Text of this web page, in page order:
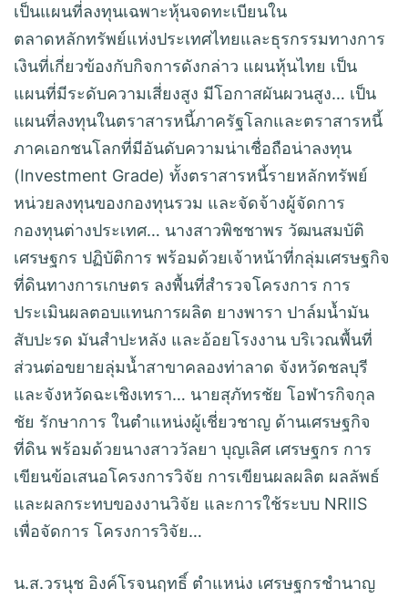
เป็นแผนที่ลงทุนเฉพาะหุ้นจดทะเบียนใน
ตลาดหลักทรัพย์แห่งประเทศไทยและธุรกรรมทางการ
เงินที่เกี่ยวข้องกับกิจการดังกล่าว แผนหุ้นไทย เป็น
แผนที่มีระดับความเสี่ยงสูง มีโอกาสผันผวนสูง… เป็น
แผนที่ลงทุนในตราสารหนี้ภาครัฐโลกและตราสารหนี้
ภาคเอกชนโลกที่มีอันดับความน่าเชื่อถือน่าลงทุน
(Investment Grade) ทั้งตราสารหนี้รายหลักทรัพย์
หน่วยลงทุนของกองทุนรวม และจัดจ้างผู้จัดการ
กองทุนต่างประเทศ… นางสาวพิชชาพร วัฒนสมบัติ
เศรษฐกร ปฏิบัติการ พร้อมด้วยเจ้าหน้าที่กลุ่มเศรษฐกิจ
ที่ดินทางการเกษตร ลงพื้นที่สำรวจโครงการ การ
ประเมินผลตอบแทนการผลิต ยางพารา ปาล์มน้ำมัน
สับปะรด มันสำปะหลัง และอ้อยโรงงาน บริเวณพื้นที่
ส่วนต่อขยายลุ่มน้ำสาขาคลองท่าลาด จังหวัดชลบุรี
และจังหวัดฉะเชิงเทรา… นายสุภัทรชัย โอฬารกิจกุล
ชัย รักษาการ ในตำแหน่งผู้เชี่ยวชาญ ด้านเศรษฐกิจ
ที่ดิน พร้อมด้วยนางสาววัลยา บุญเลิศ เศรษฐกร การ
เขียนข้อเสนอโครงการวิจัย การเขียนผลผลิต ผลลัพธ์
และผลกระทบของงานวิจัย และการใช้ระบบ NRIIS
เพื่อจัดการ โครงการวิจัย…
น.ส.วรนุช อิงค์โรจนฤทธิ์ ตำแหน่ง เศรษฐกรชำนาญ